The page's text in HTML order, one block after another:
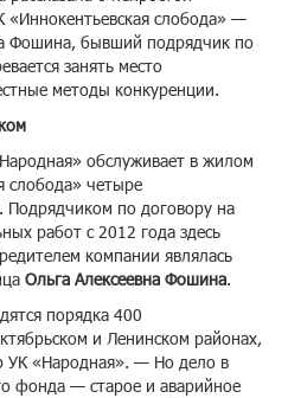
слобода» —
Фошина, бывший подрядчик по
занять место
методы конкуренции.
обслуживает в жилом
слобода» четыре
Подрядчиком по договору на
работ с 2012 года здесь
компании являлась
Ольга Алексеевна Фошина.
порядка 400
и Ленинском районах,
УК «Народная». — Но дело в
фонда — старое и аварийное